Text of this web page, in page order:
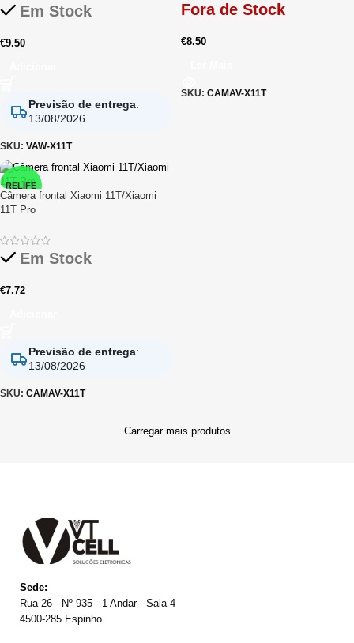
Em Stock
€9.50
Previsão de entrega:
13/08/2026
SKU: VAW-X11T
Fora de Stock
€8.50
SKU: CAMAV-X11T
RELIFE
Câmera frontal Xiaomi 11T/Xiaomi
11T Pro
Em Stock
€7.72
Previsão de entrega:
13/08/2026
SKU: CAMAV-X11T
Carregar mais produtos
Sede:
Rua 26 - Nº 935 - 1 Andar - Sala 4
4500-285 Espinho